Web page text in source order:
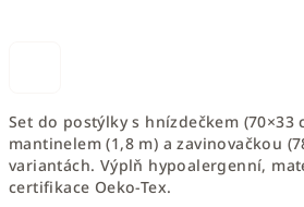
Set do postýlky s hnízdečkem (70×33
mantinelem (1,8 m) a zavinovačkou
variantách. Výplň hypoalergenní,
certifikace Oeko-Tex.